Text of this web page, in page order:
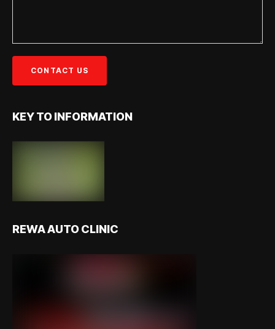
KEY TO INFORMATION
REWA AUTO CLINIC